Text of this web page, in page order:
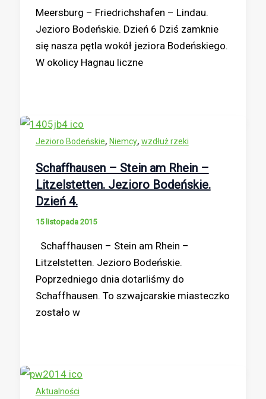
Meersburg – Friedrichshafen – Lindau.
Jezioro Bodeńskie. Dzień 6 Dziś zamknie
się nasza pętla wokół jeziora Bodeńskiego.
W okolicy Hagnau liczne
Jezioro Bodeńskie, Niemcy, wzdłuż rzeki
Schaffhausen – Stein am Rhein –
Litzelstetten. Jezioro Bodeńskie.
Dzień 4.
15 listopada 2015
Schaffhausen – Stein am Rhein –
Litzelstetten. Jezioro Bodeńskie.
Poprzedniego dnia dotarliśmy do
Schaffhausen. To szwajcarskie miasteczko
zostało w
Aktualności